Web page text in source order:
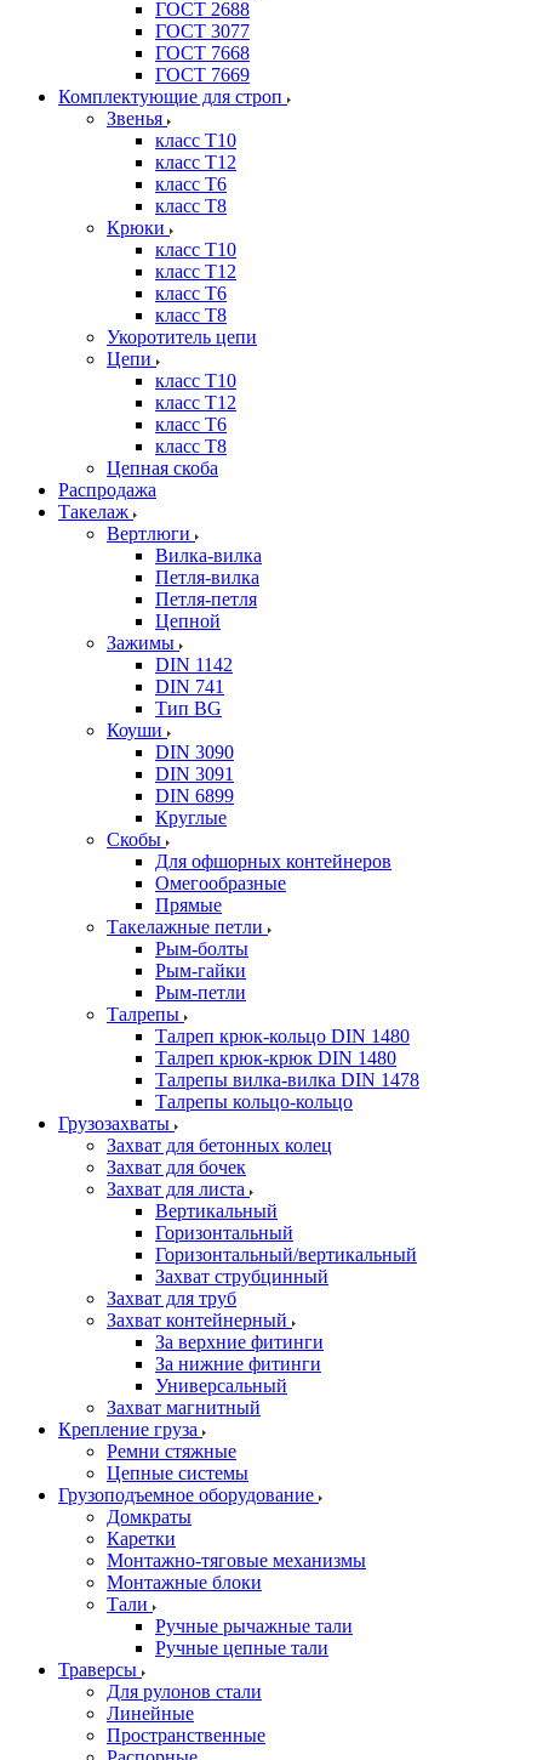
ГОСТ 2688
ГОСТ 3077
ГОСТ 7668
ГОСТ 7669
Комплектующие для строп
Звенья
класс Т10
класс Т12
класс Т6
класс Т8
Крюки
класс Т10
класс Т12
класс Т6
класс Т8
Укоротитель цепи
Цепи
класс Т10
класс Т12
класс Т6
класс Т8
Цепная скоба
Распродажа
Такелаж
Вертлюги
Вилка-вилка
Петля-вилка
Петля-петля
Цепной
Зажимы
DIN 1142
DIN 741
Тип BG
Коуши
DIN 3090
DIN 3091
DIN 6899
Круглые
Скобы
Для офшорных контейнеров
Омегообразные
Прямые
Такелажные петли
Рым-болты
Рым-гайки
Рым-петли
Талрепы
Талреп крюк-кольцо DIN 1480
Талреп крюк-крюк DIN 1480
Талрепы вилка-вилка DIN 1478
Талрепы кольцо-кольцо
Грузозахваты
Захват для бетонных колец
Захват для бочек
Захват для листа
Вертикальный
Горизонтальный
Горизонтальный/вертикальный
Захват струбцинный
Захват для труб
Захват контейнерный
За верхние фитинги
За нижние фитинги
Универсальный
Захват магнитный
Крепление груза
Ремни стяжные
Цепные системы
Грузоподъемное оборудование
Домкраты
Каретки
Монтажно-тяговые механизмы
Монтажные блоки
Тали
Ручные рычажные тали
Ручные цепные тали
Траверсы
Для рулонов стали
Линейные
Пространственные